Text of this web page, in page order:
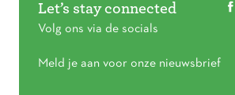
Let’s stay connected
Volg ons via de socials
Meld je aan voor onze nieuwsbrief